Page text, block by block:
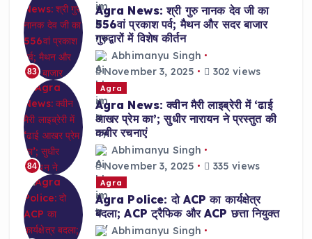
83
Agra News: श्री गुरु नानक देव जी का
556वां प्रकाश पर्व; मैथन और सदर बाजार
गुरुद्वारों में विशेष कीर्तन
Abhimanyu Singh
November 3, 2025
302 views
84
Agra
Agra News: क्वीन मैरी लाइब्रेरी में ‘ढाई
आखर प्रेम का’; सुधीर नारायन ने प्रस्तुत की
कबीर रचनाएं
Abhimanyu Singh
November 3, 2025
335 views
Agra
Agra Police: दो ACP का कार्यक्षेत्र
बदला; ACP ट्रैफिक और ACP छत्ता नियुक्त
Abhimanyu Singh